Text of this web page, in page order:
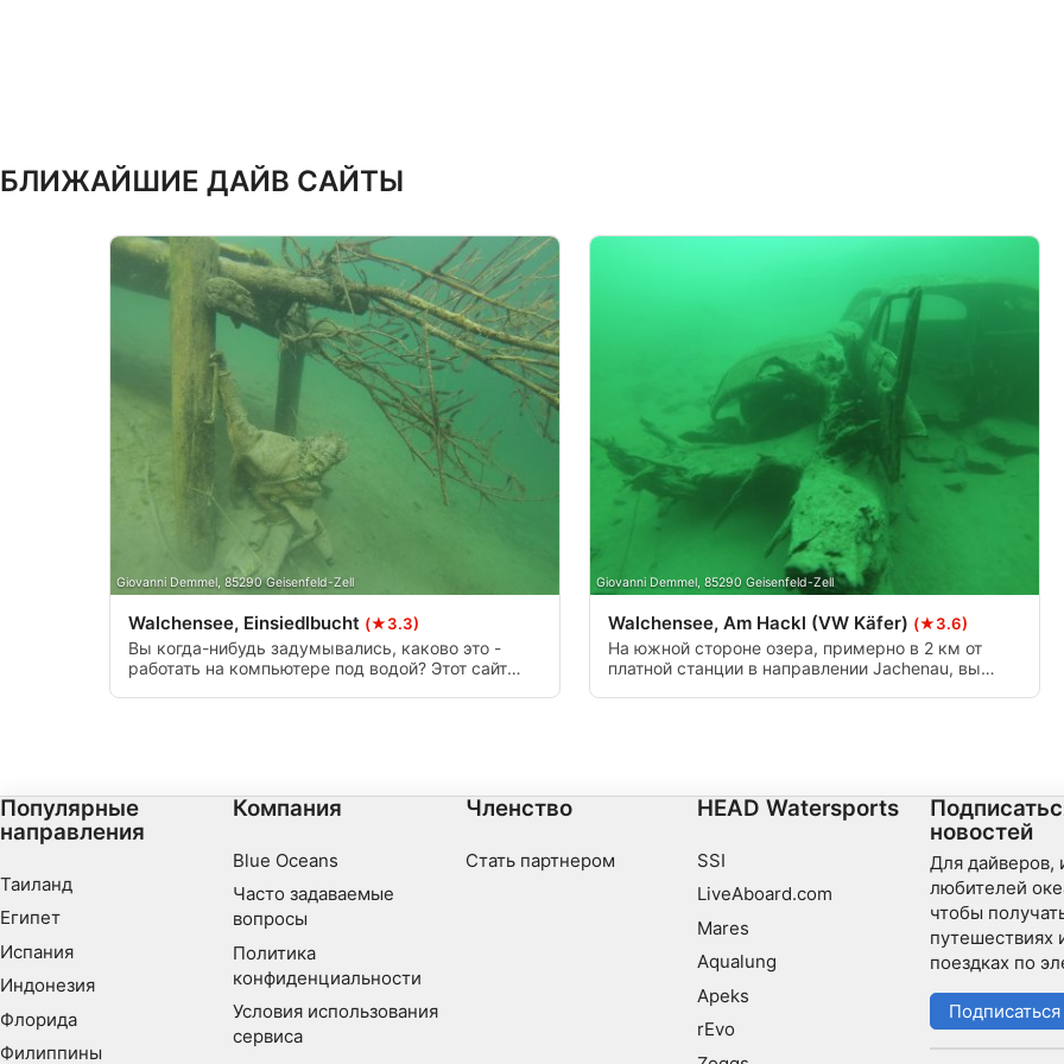
БЛИЖАЙШИЕ ДАЙВ САЙТЫ
Giovanni Demmel, 85290 Geisenfeld-Zell
Walchensee, Einsiedlbucht (★3.3)
Вы когда-нибудь задумывались, каково это -
работать на компьютере под водой? Этот сайт
Giovanni Demmel, 85290 Geisenfeld-Zell
Walchensee, Am Hackl (VW Käfer) (★3.6)
На южной стороне озера, примерно в 2 км от
платной станции в направлении Jachenau, вы
Популярные
направления
Таиланд
Египет
Испания
Индонезия
Флорида
Филиппины
Компания
Blue Oceans
Часто задаваемые
вопросы
Политика
конфиденциальности
Условия использования
сервиса
Членство
Стать партнером
HEAD Watersports
SSI
LiveAboard.com
Mares
Aqualung
Apeks
rEvo
новостей
Для дайверов,
любителей
чтобы
поездках по
Подписаться
Специальные возможности IAB:
Использование точных данных геолокации
Идентификация устройств на основе активно запрашиваемой информации
Цели обработки, не относящиеся к МВА:
Производительность